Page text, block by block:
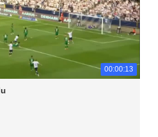
00:00:13